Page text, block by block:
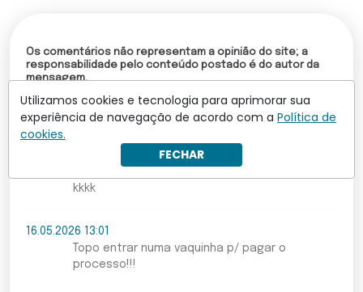
Os comentários não representam a opinião do site; a
responsabilidade pelo conteúdo postado é do autor da
mensagem.
Comentários (4)
Fabio
Ironicamente o "intocável" dele que era o
kkkk
16.05.2026 13:01
Topo entrar numa vaquinha p/ pagar o
processo!!!
Utilizamos cookies e tecnologia para aprimorar sua
experiência de navegação de acordo com a Política de
cookies.
FECHAR